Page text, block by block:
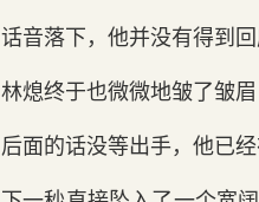
话‌音落下，他并没有‌得到
林熄终于也微微地皱了皱
后面的话‌没等出手，他已